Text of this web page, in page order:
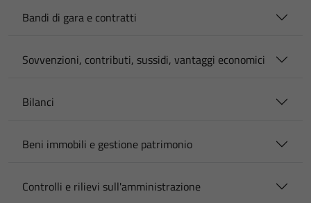
Bandi di gara e contratti
Sovvenzioni, contributi, sussidi, vantaggi economici
Bilanci
Beni immobili e gestione patrimonio
Controlli e rilievi sull'amministrazione